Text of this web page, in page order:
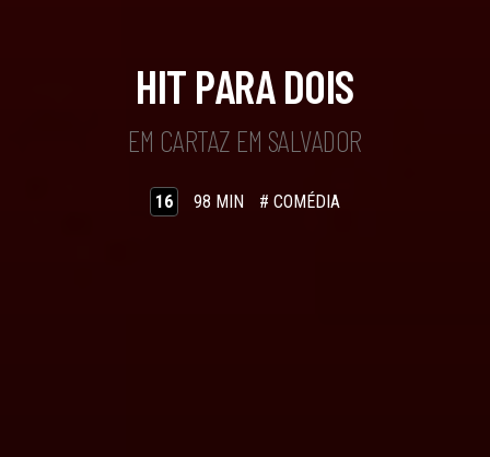
HIT PARA DOIS
EM CARTAZ EM SALVADOR
16 98 MIN # COMÉDIA